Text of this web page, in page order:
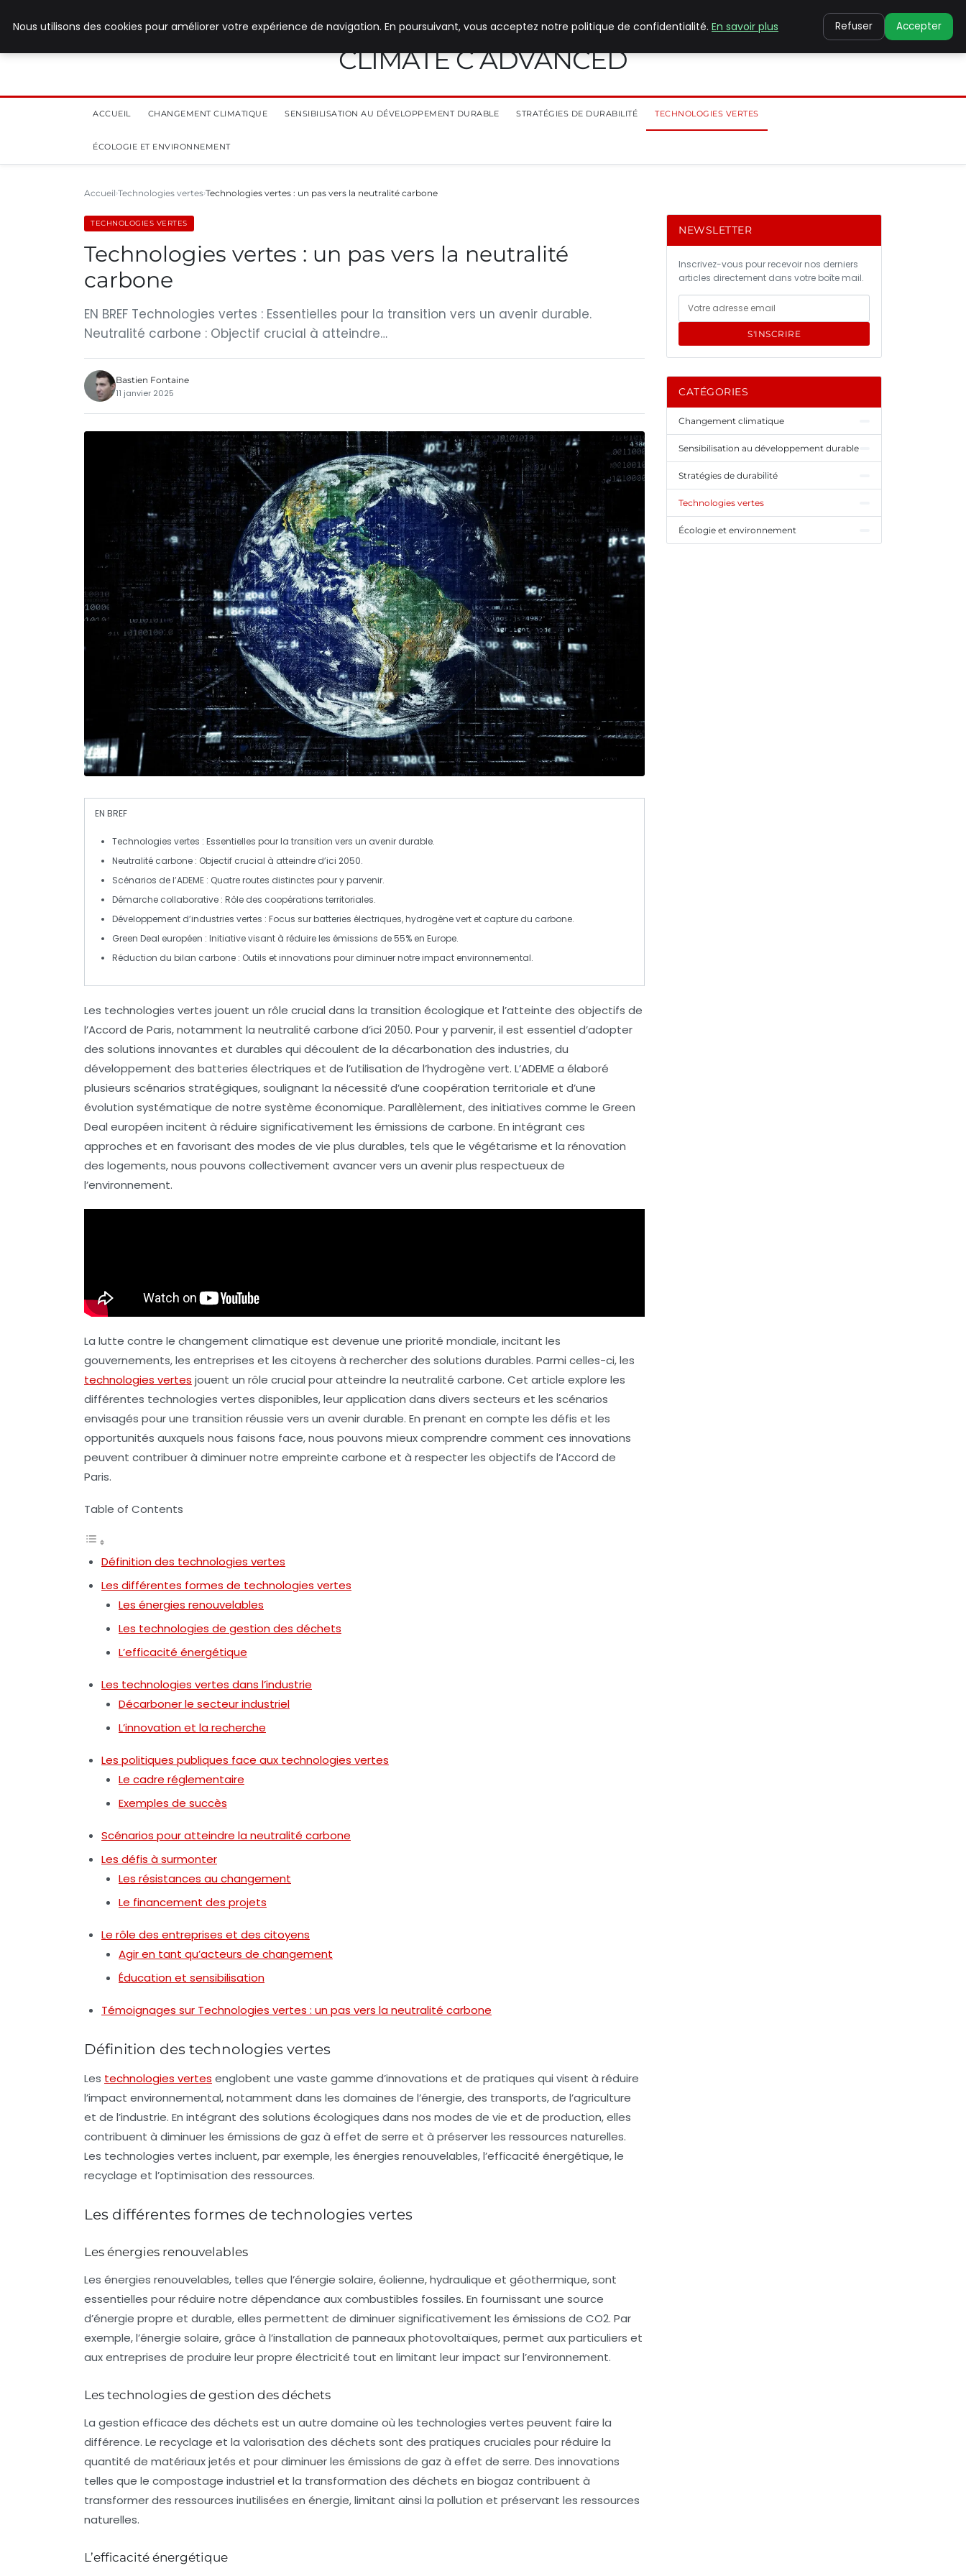
CLIMATE C ADVANCED
ACCUEIL CHANGEMENT CLIMATIQUE SENSIBILISATION AU DÉVELOPPEMENT DURABLE STRATÉGIES DE DURABILITÉ TECHNOLOGIES VERTES
ÉCOLOGIE ET ENVIRONNEMENT
Accueil Technologies vertes Technologies vertes : un pas vers la neutralité carbone
TECHNOLOGIES VERTES
Technologies vertes : un pas vers la neutralité
carbone
EN BREF Technologies vertes : Essentielles pour la transition vers un avenir durable.
Neutralité carbone : Objectif crucial à atteindre…
Bastien Fontaine
11 janvier 2025
EN BREF
Technologies vertes : Essentielles pour la transition vers un avenir durable.
Neutralité carbone : Objectif crucial à atteindre d’ici 2050.
Scénarios de l’ADEME : Quatre routes distinctes pour y parvenir.
Démarche collaborative : Rôle des coopérations territoriales.
Développement d’industries vertes : Focus surbatteries électriques,hydrogène vert et capture du carbone.
Green Deal européen : Initiative visant à réduire les émissions de 55% en Europe.
Réduction du bilan carbone : Outils et innovations pour diminuer notre impact environnemental.
Les technologies vertes jouent un rôle crucial dans la transition écologique et l’atteinte des objectifs de
l’Accord de Paris, notamment la neutralité carbone d’ici 2050. Pour y parvenir, il est essentiel d’adopter
des solutions innovantes et durables qui découlent de la décarbonation des industries, du
développement des batteries électriques et de l’utilisation de l’hydrogène vert. L’ADEMEa élaboré
plusieurs scénarios stratégiques, soulignant la nécessité d’une coopération territoriale et d’une
évolution systématique de notre système économique. Parallèlement, des initiatives comme le Green
Deal européen incitent à réduire significativement les émissions de carbone. En intégrant ces
approches et en favorisant des modes de vie plus durables, tels que le végétarisme et la rénovation
des logements, nous pouvons collectivement avancer vers un avenir plus respectueux de
l’environnement.
La lutte contre le changement climatique est devenue une priorité mondiale, incitant les
gouvernements, les entreprises et les citoyens à rechercher des solutions durables. Parmi celles-ci, les
technologies vertes jouent un rôle crucial pour atteindre la neutralité carbone. Cet article explore les
différentes technologies vertes disponibles, leur application dans divers secteurs et les scénarios
envisagés pour une transition réussie vers un avenir durable. En prenant en compte les défis et les
opportunités auxquels nous faisons face, nous pouvons mieux comprendre comment ces innovations
peuvent contribuer à diminuer notre empreinte carbone et à respecter les objectifs de l’Accord de
Paris.
Table of Contents
Définition des technologies vertes
Les différentes formes de technologies vertes
Les énergies renouvelables
Les technologies de gestion des déchets
L’efficacité énergétique
Les technologies vertes dans l’industrie
Décarboner le secteur industriel
L’innovation et la recherche
Les politiques publiques face aux technologies vertes
Le cadre réglementaire
Exemples de succès
Scénarios pour atteindre la neutralité carbone
Les défis à surmonter
Les résistances au changement
Le financement des projets
Le rôle des entreprises et des citoyens
Agir en tant qu’acteurs de changement
Éducation et sensibilisation
Témoignages sur Technologies vertes : un pas vers la neutralité carbone
Définition des technologies vertes
Les technologies vertes englobent une vaste gamme d’innovations et de pratiques qui visent à réduire
l’impact environnemental, notamment dans les domaines de l’énergie, des transports, de l’agriculture
et de l’industrie. En intégrant des solutions écologiques dans nos modes de vie et de production, elles
contribuent à diminuer les émissions de gaz à effet de serre et à préserver les ressources naturelles.
Les technologies vertes incluent, par exemple, les énergies renouvelables, l’efficacité énergétique, le
recyclage et l’optimisation des ressources.
Les différentes formes de technologies vertes
Les énergies renouvelables
Les énergies renouvelables, telles que l’énergie solaire, éolienne, hydraulique et géothermique, sont
essentielles pour réduire notre dépendance aux combustibles fossiles. En fournissant une source
d’énergie propre et durable, elles permettent de diminuer significativement les émissions de CO2. Par
exemple, l’énergie solaire, grâce à l’installation de panneaux photovoltaïques, permet aux particuliers et
aux entreprises de produire leur propre électricité tout en limitant leur impact sur l’environnement.
Les technologies de gestion des déchets
La gestion efficace des déchets est un autre domaine où les technologies vertes peuvent faire la
différence. Le recyclage et la valorisation des déchets sont des pratiques cruciales pour réduire la
quantité de matériaux jetés et pour diminuer les émissions de gaz à effet de serre. Des innovations
telles que le compostage industriel et la transformation des déchets en biogaz contribuent à
transformer des ressources inutilisées en énergie, limitant ainsi la pollution et préservant les ressources
naturelles.
L’efficacité énergétique
NEWSLETTER
Inscrivez-vous pour recevoir nos derniers
articles directement dans votre boîte mail.
S'INSCRIRE
CATÉGORIES
Changement climatique
Sensibilisation au développement durable
Stratégies de durabilité
Technologies vertes
Écologie et environnement
Nous utilisons des cookies pour améliorer votre expérience de navigation. En poursuivant, vous acceptez notre politique de confidentialité. En savoir plus Refuser Accepter